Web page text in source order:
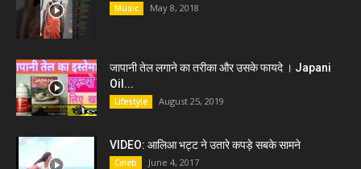
Music May 8, 2018
जापानी तेल लगाने का तरीका और उसके फायदे । Japani
Oil...
Lifestyle August 25, 2019
VIDEO: आलिआ भट्ट ने उतारे कपड़े सबके सामने
Celeb June 4, 2017